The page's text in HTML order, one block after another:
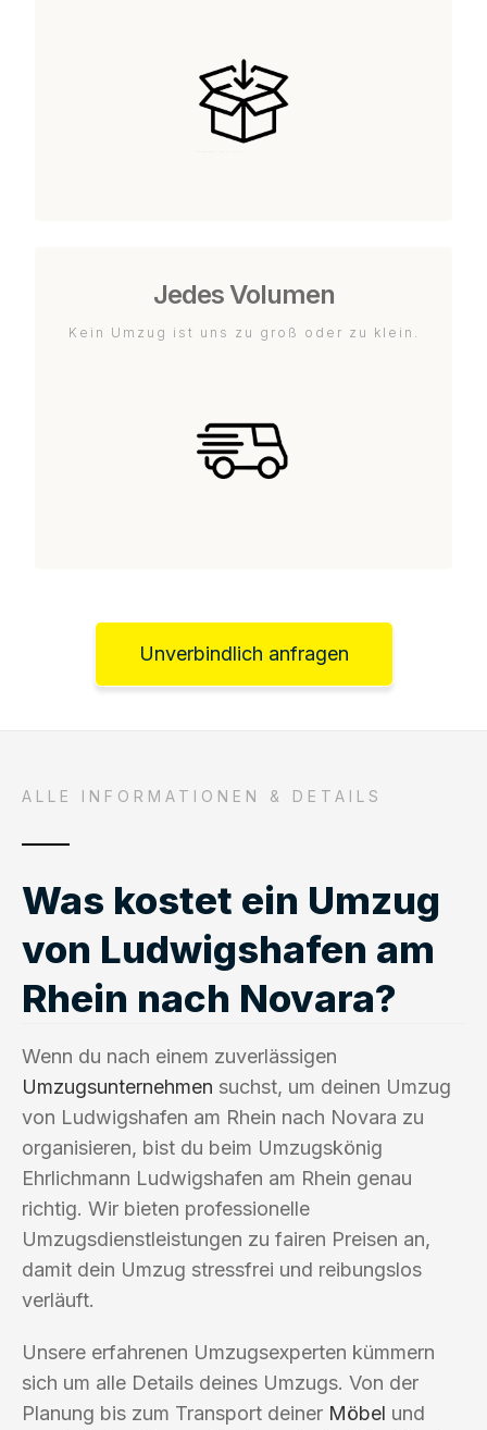
Jedes Volumen
Kein Umzug ist uns zu groß oder zu klein.
Unverbindlich anfragen
ALLE INFORMATIONEN & DETAILS
Was kostet ein Umzug
von Ludwigshafen am
Rhein nach Novara?
Wenn du nach einem zuverlässigen
Umzugsunternehmen suchst, um deinen Umzug
von Ludwigshafen am Rhein nach Novara zu
organisieren, bist du beim Umzugskönig
Ehrlichmann Ludwigshafen am Rhein genau
richtig. Wir bieten professionelle
Umzugsdienstleistungen zu fairen Preisen an,
damit dein Umzug stressfrei und reibungslos
verläuft.
Unsere erfahrenen Umzugsexperten kümmern
sich um alle Details deines Umzugs. Von der
Planung bis zum Transport deiner Möbel und